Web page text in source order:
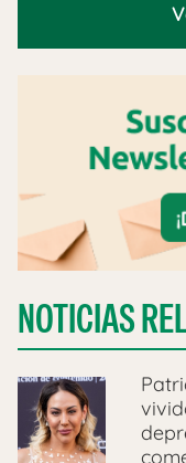
NOTICIAS